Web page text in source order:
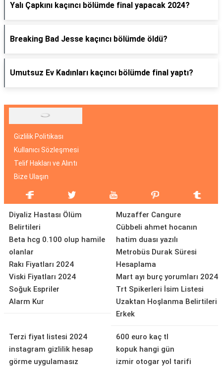
Yalı Çapkını kaçıncı bölümde final yapacak 2024?
Breaking Bad Jesse kaçıncı bölümde öldü?
Umutsuz Ev Kadınları kaçıncı bölümde final yaptı?
Gizlilik Politikası
Kullanıcı Sözleşmesi
Telif Hakları ve Alıntı
Bize Ulaşın
Diyaliz Hastası Ölüm
Belirtileri
Beta hcg 0.100 olup hamile
olanlar
Rakı Fiyatları 2024
Viski Fiyatları 2024
Soğuk Espriler
Alarm Kur
Muzaffer Cangure
Cübbeli ahmet hocanın
hatim duası yazılı
Metrobüs Durak Süresi
Hesaplama
Mart ayı burç yorumları 2024
Trt Spikerleri İsim Listesi
Uzaktan Hoşlanma Belirtileri
Erkek
Terzi fiyat listesi 2024
instagram gizlilik hesap
görme uygulamasız
600 euro kaç tl
kopuk hangi gün
izmir otogar yol tarifi